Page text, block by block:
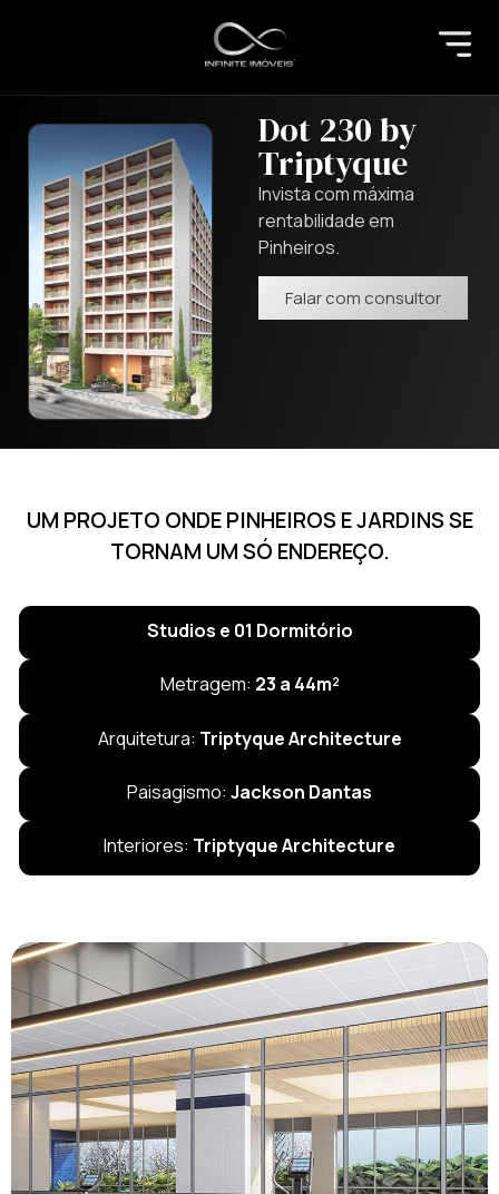
Dot 230 by
Triptyque
Invista com máxima
rentabilidade em
Pinheiros.
Falar com consultor
UM PROJETO ONDE PINHEIROS E JARDINS SE
TORNAM UM SÓ ENDEREÇO.
Studios e 01 Dormitório
Metragem: 23 a 44m²
Arquitetura: Triptyque Architecture
Paisagismo: Jackson Dantas
Interiores: Triptyque Architecture